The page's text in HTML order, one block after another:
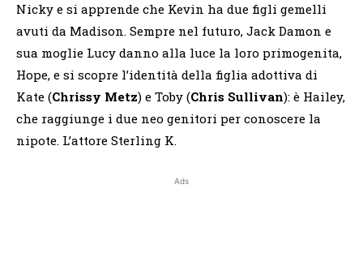
Nicky e si apprende che Kevin ha due figli gemelli
avuti da Madison. Sempre nel futuro, Jack Damon e
sua moglie Lucy danno alla luce la loro primogenita,
Hope, e si scopre l’identità della figlia adottiva di
Kate (Chrissy Metz) e Toby (Chris Sullivan): è Hailey,
che raggiunge i due neo genitori per conoscere la
nipote. L’attore Sterling K.
Ads